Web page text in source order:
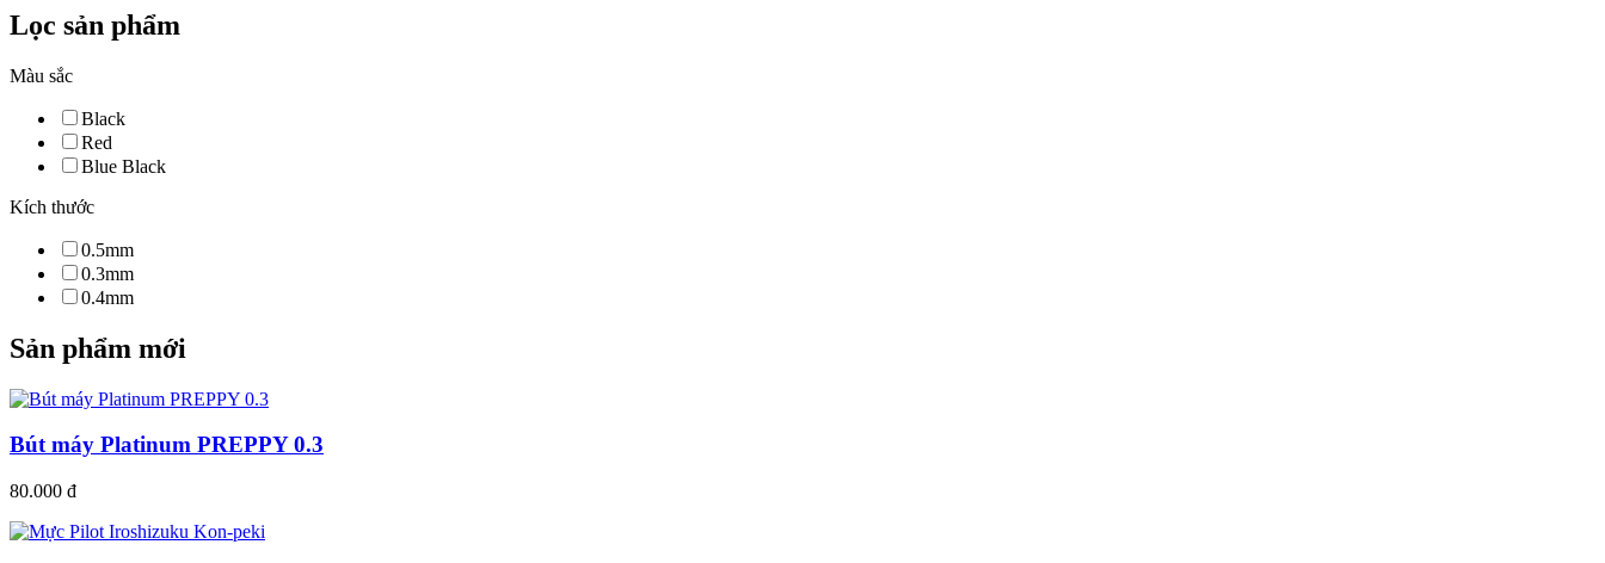
Lọc sản phẩm
Màu sắc
Black
Red
Blue Black
Kích thước
0.5mm
0.3mm
0.4mm
Sản phẩm mới
Bút máy Platinum PREPPY 0.3
80.000 đ